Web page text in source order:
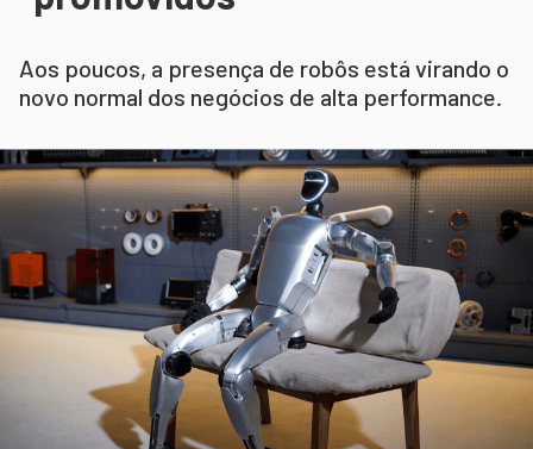
Aos poucos, a presença de robôs está virando o
novo normal dos negócios de alta performance.